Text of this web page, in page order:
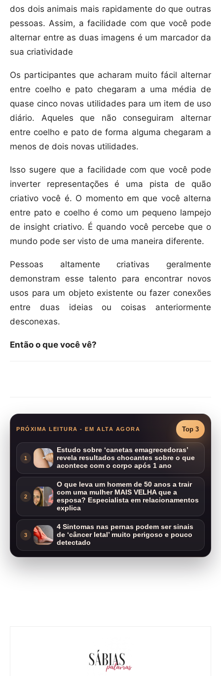
dos dois animais mais rapidamente do que outras
pessoas. Assim, a facilidade com que você pode
alternar entre as duas imagens é um marcador da
sua criatividade
Os participantes que acharam muito fácil alternar
entre coelho e pato chegaram a uma média de
quase cinco novas utilidades para um item de uso
diário. Aqueles que não conseguiram alternar
entre coelho e pato de forma alguma chegaram a
menos de dois novas utilidades.
Isso sugere que a facilidade com que você pode
inverter representações é uma pista de quão
criativo você é. O momento em que você alterna
entre pato e coelho é como um pequeno lampejo
de insight criativo. É quando você percebe que o
mundo pode ser visto de uma maneira diferente.
Pessoas altamente criativas geralmente
demonstram esse talento para encontrar novos
usos para um objeto existente ou fazer conexões
entre duas ideias ou coisas anteriormente
desconexas.
Então o que você vê?
PRÓXIMA LEITURA - EM ALTA AGORA Top 3
1
Estudo sobre ‘canetas emagrecedoras’
revela resultados chocantes sobre o que
acontece com o corpo após 1 ano
2
O que leva um homem de 50 anos a trair
com uma mulher MAIS VELHA que a
esposa? Especialista em relacionamentos
explica
3
4 Sintomas nas pernas podem ser sinais
de ‘câncer letal’ muito perigoso e pouco
detectado